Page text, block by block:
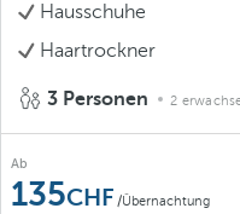
Hausschuhe
Haartrockner
3 Personen 2
Ab
135 /Übernachtung